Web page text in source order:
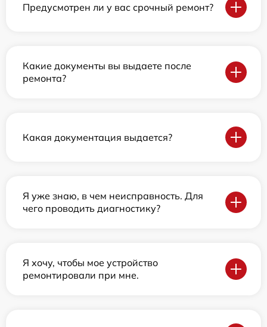
Предусмотрен ли у вас срочный ремонт?
Какие документы вы выдаете после
ремонта?
Какая документация выдается?
Я уже знаю, в чем неисправность. Для
чего проводить диагностику?
Я хочу, чтобы мое устройство
ремонтировали при мне.